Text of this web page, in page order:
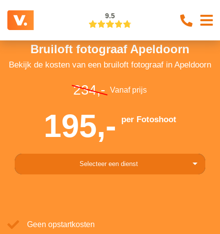
9.5
Bruiloft fotograaf Apeldoorn
Bekijk de kosten van een bruiloft fotograaf in Apeldoorn
234,- Vanaf prijs
195,- per Fotoshoot
Selecteer een dienst
Geen opstartkosten